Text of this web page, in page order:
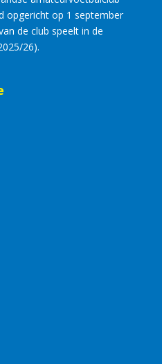
opgericht op 1 september
de club speelt in de
26).